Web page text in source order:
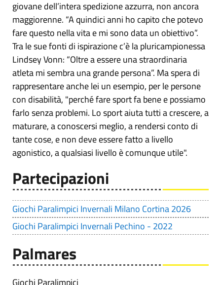
giovane dell’intera spedizione azzurra, non ancora
maggiorenne. “A quindici anni ho capito che potevo
fare questo nella vita e mi sono data un obiettivo”.
Tra le sue fonti di ispirazione c’è la pluricampionessa
Lindsey Vonn: “Oltre a essere una straordinaria
atleta mi sembra una grande persona”. Ma spera di
rappresentare anche lei un esempio, per le persone
con disabilità, "perché fare sport fa bene e possiamo
farlo senza problemi. Lo sport aiuta tutti a crescere, a
maturare, a conoscersi meglio, a rendersi conto di
tante cose, e non deve essere fatto a livello
agonistico, a qualsiasi livello è comunque utile".
Partecipazioni
Giochi Paralimpici Invernali Milano Cortina 2026
Giochi Paralimpici Invernali Pechino - 2022
Palmares